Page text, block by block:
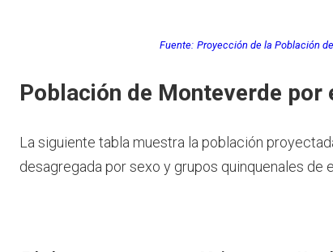
Fuente: Proyección de la Población
Población de Monteverde por
La siguiente tabla muestra la población
desagregada por sexo y grupos quinquenales de